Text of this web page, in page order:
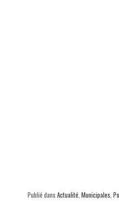
Publié dans Actualité Municipales